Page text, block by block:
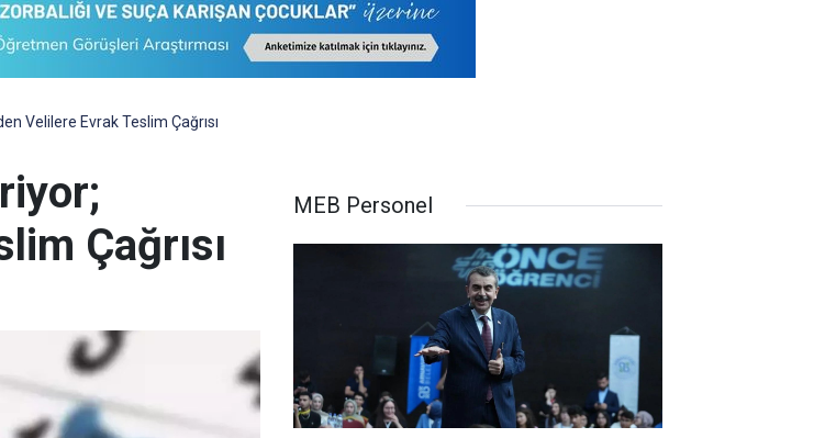
Velilere Evrak Teslim Çağrısı
Çağrısı
MEB Personel